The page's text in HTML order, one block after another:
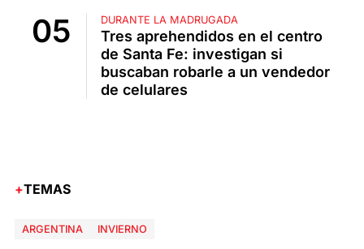
DURANTE LA MADRUGADA
Tres aprehendidos en el centro
de Santa Fe: investigan si
buscaban robarle a un vendedor
de celulares
TEMAS
ARGENTINA INVIERNO